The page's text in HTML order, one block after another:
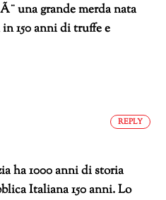
una grande merda nata
150 anni di truffe e
ha 1000 anni di storia
Italiana 150 anni. Lo
REPLY